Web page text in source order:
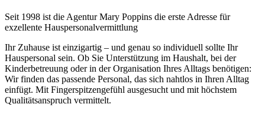
Seit 1998 ist die Agentur Mary Poppins die erste Adresse für
exzellente Hauspersonal­vermittlung
Ihr Zuhause ist einzigartig – und genau so individuell sollte Ihr
Hauspersonal sein. Ob Sie Unterstützung im Haushalt, bei der
Kinderbetreuung oder in der Organisation Ihres Alltags benötigen:
Wir finden das passende Personal, das sich nahtlos in Ihren Alltag
einfügt. Mit Fingerspitzengefühl ausgesucht und mit höchstem
Qualitätsanspruch vermittelt.